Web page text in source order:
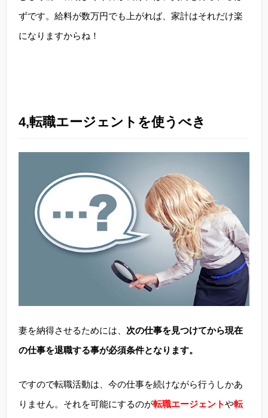
ずです。給料が数万円でも上がれば、家計はそれだけ楽
になりますからね！
4,転職エージェントを使うべき
妻を納得させるためには、 次の仕事を見つけてから現在
の仕事を退職する事が必須条件となります。
ですので転職活動は、今の仕事を続けながら行うしかあ
りません。それを可能にするのが転職エージェントや転